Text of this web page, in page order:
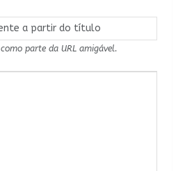
parte da URL amigável.